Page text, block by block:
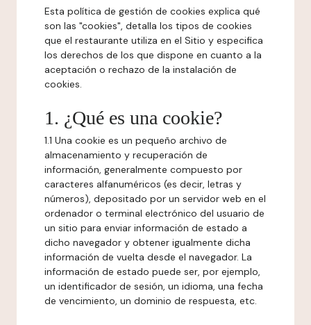
Esta política de gestión de cookies explica qué
son las "cookies", detalla los tipos de cookies
que el restaurante utiliza en el Sitio y especifica
los derechos de los que dispone en cuanto a la
aceptación o rechazo de la instalación de
cookies.
1. ¿Qué es una cookie?
1.1 Una cookie es un pequeño archivo de
almacenamiento y recuperación de
información, generalmente compuesto por
caracteres alfanuméricos (es decir, letras y
números), depositado por un servidor web en el
ordenador o terminal electrónico del usuario de
un sitio para enviar información de estado a
dicho navegador y obtener igualmente dicha
información de vuelta desde el navegador. La
información de estado puede ser, por ejemplo,
un identificador de sesión, un idioma, una fecha
de vencimiento, un dominio de respuesta, etc.